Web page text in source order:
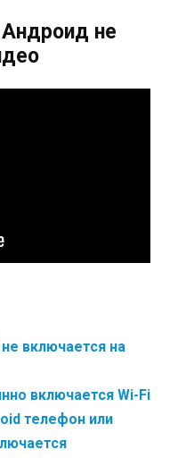
не
включается на
включается Wi-Fi
телефон или